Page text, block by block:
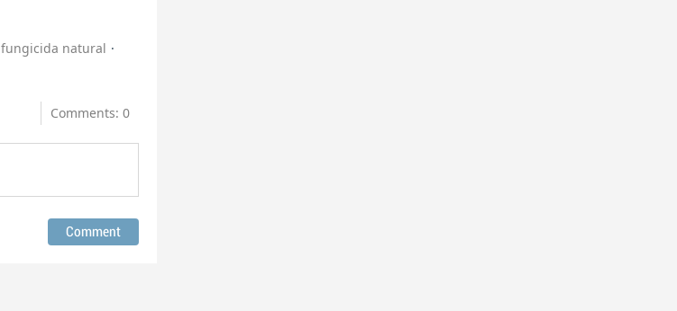
fungicida natural
Comments: 0